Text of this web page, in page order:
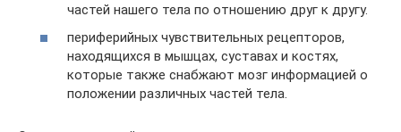
частей нашего тела по отношению друг к другу.
периферийных чувствительных рецепторов,
находящихся в мышцах, суставах и костях,
которые также снабжают мозг информацией о
положении различных частей тела.